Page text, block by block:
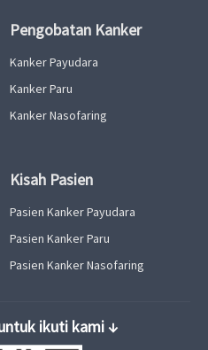
Pengobatan Kanker
Kanker Payudara
Kanker Paru
Kanker Nasofaring
Kisah Pasien
Pasien Kanker Payudara
Pasien Kanker Paru
Pasien Kanker Nasofaring